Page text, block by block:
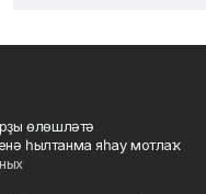
өлөшләтә
һылтанма яһау мотлаҡ.